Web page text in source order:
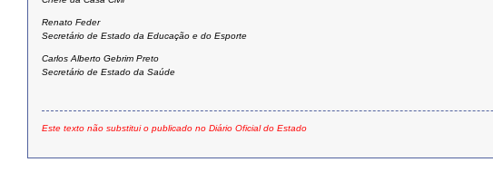
Renato Feder
Secretário de Estado da Educação e do Esporte
Carlos Alberto Gebrim Preto
Secretário de Estado da Saúde
Este texto não substitui o publicado no Diário Oficial do Estado